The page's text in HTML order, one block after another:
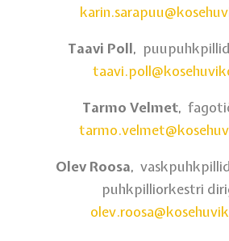
Taavi Poll,
Tarmo Velmet,
Olev Roosa,
puhkpilliorkestri